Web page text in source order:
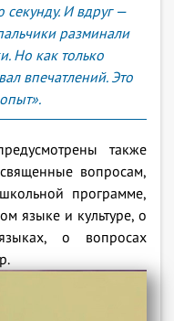
И вдруг —
разминали
Но как только
впечатлений. Это
также
вопросам,
программе,
языке и культуре, о
о вопросах